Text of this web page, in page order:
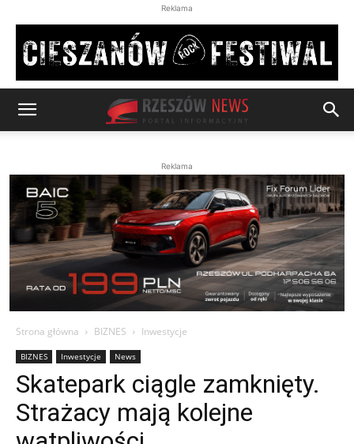
Reklama
Reklama
Strona główna BIZNES Inwestycje
BIZNES Inwestycje News
Skatepark ciągle zamknięty.
Strażacy mają kolejne